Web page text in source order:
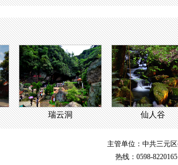
瑞云洞 仙人谷
主管单位：中共三元
热线：0598-